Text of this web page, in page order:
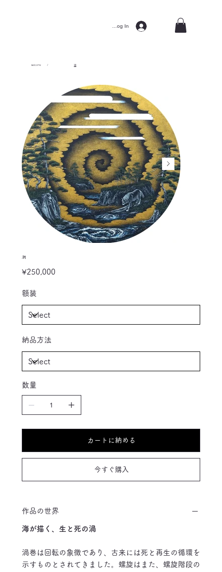
Log In
welcome / 潮
潮
Price
¥250,000
額装
納品方法
数量
カートに納める
今すぐ購入
作品の世界
海が描く、生と死の渦
渦巻は回転の象徴であり、古来には死と再生の循環を
示すものとされてきました。螺旋はまた、螺旋階段の